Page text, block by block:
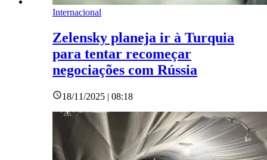
Internacional
Zelensky planeja ir à Turquia
para tentar recomeçar
negociações com Rússia
18/11/2025 | 08:18